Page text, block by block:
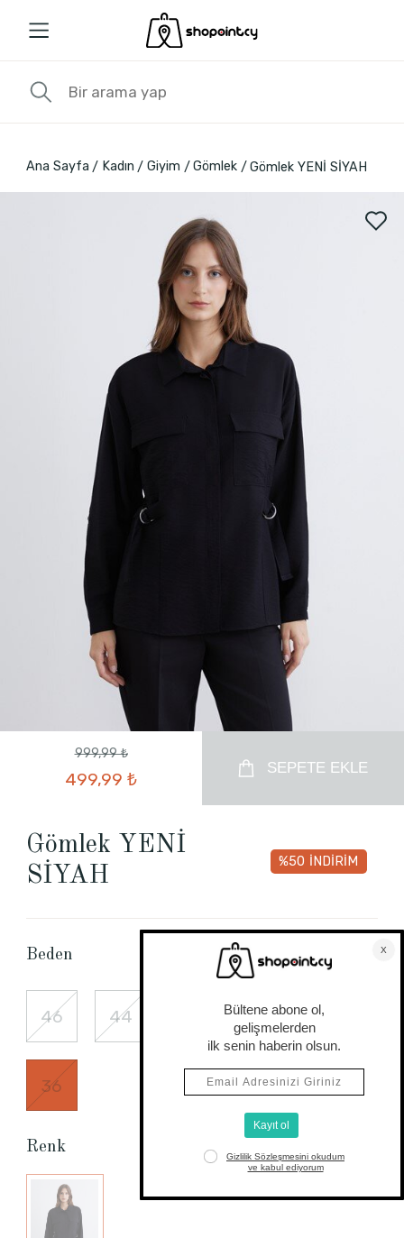
Ana Sayfa Kadın Giyim Gömlek Gömlek YENİ SİYAH
999,99 ₺
499,99 ₺
SEPETE EKLE
Gömlek YENİ
SİYAH
%50 İNDİRİM
Beden Beden Tablosu
46 44 40 38
36
Renk